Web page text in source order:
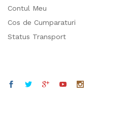
Contul Meu
Cos de Cumparaturi
Status Transport